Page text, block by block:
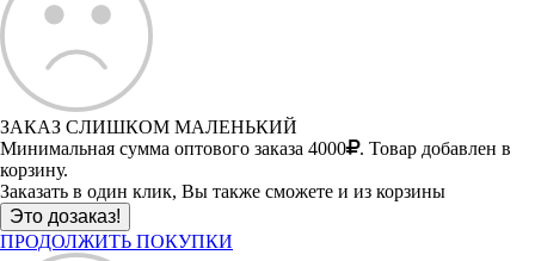
ЗАКАЗ СЛИШКОМ МАЛЕНЬКИЙ
Минимальная сумма оптового заказа 4000
. Товар добавлен в
корзину.
Заказать в один клик, Вы также сможете и из корзины
ПРОДОЛЖИТЬ ПОКУПКИ